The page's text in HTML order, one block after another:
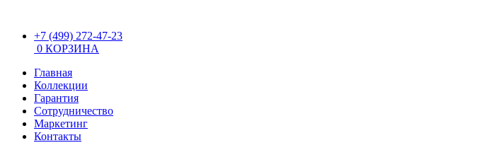
+7 (499) 272-47-23
0 КОРЗИНА
Главная
Коллекции
Гарантия
Сотрудничество
Маркетинг
Контакты